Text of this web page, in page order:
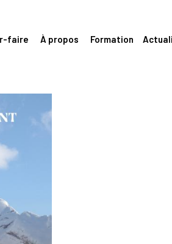
faire À propos Formation